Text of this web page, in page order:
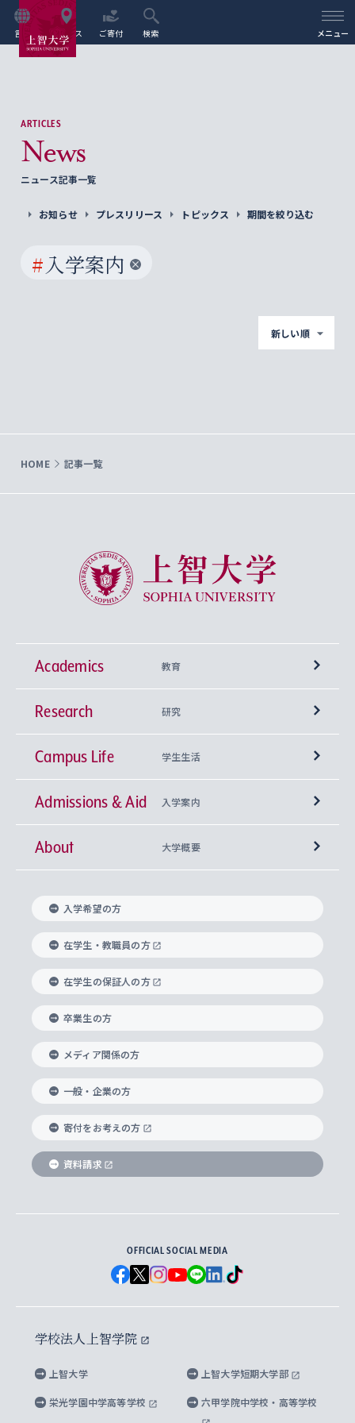
言語 アクセス ご寄付 検索 メニュー
ARTICLES
News
ニュース記事一覧
お知らせ プレスリリース トピックス 期間を絞り込む
#入学案内
新しい順
HOME 記事一覧
上智大学 Sophia University
Academics 教育
学部
神学部
文学部
総合人間科学部
経済学部
外国語学部
総合グローバル学部
国際教養学部
理工学部
Futures） – 持続可能な未来を考える６学科連携
興味から学科を探す
上智大学の全学共通教育
基盤教育センター
キリスト教人間学
身体知
思考と表現
データサイエンス
上智大学の語学教育
言語教育研究センター
上智大学のグローバル教育
グローバル教育センター
上智大学で学ぶ
海外で学ぶ
学びのサポート
大学院
神学研究科
実践宗教学研究科
総合人間科学研究科
経済学研究科
グローバル・スタディーズ研究科
助産学専攻科
生涯学習
Research 研究
研究所 等
キリスト教文化研究所
中世思想研究所
国際言語情報研究所
グローバル・コンサーン研究所
比較文化研究所
ヨーロッパ研究所
アジア文化研究所
アメリカ・カナダ研究所
メディア・ジャーナリズム研究所
水稀少社会研究センター
先進機械・構造材料イノベーションセンター
Sophia Open Research Weeks (SORW)
産官学連携
知的財産
研究支援制度
重点領域研究・自由課題研究
研究活動に関する法令・研究費の使用について
Campus Life 学生生活
学期区分と授業時間割
課外活動
課外教育プログラム
ボランティア活動
グローバルな学びのコミュニティ
学生の相談窓口
心身の健康相談
ハラスメント防止の取り組み
障がいのある学生への支援
キャリア形成サポート
キャリア形成支援プログラム
就職（内定先）・進路統計
企業の採用ご担当者様へのご案内
住まいのサポート
Admissions & Aid 入学案内
上智大学で取得できる学位
入れの方針）
科目等履修生
研究生・外国人特別研究生・国費留学生
交換留学生(海外大学から上智大学で学ぶ)
ノンディグリー生
Sophia Short-term Program受講生
学費・奨学金
学部入学前に出願する奨学金
国による高等教育の修学支援新制度
大学院生対象の奨学金
海外留学する際の費用と奨学金
About 大学概要
理事長・学長メッセージ
学長・副学長紹介
上智大学の精神
上智大学の理念
上智大学の沿革
ソフィア・アーカイブズ
上智大学とカトリック
グローバルエンゲージメント
上智大学を訪れた世界の知性
国連Weeks・アフリカWeeks
ダイバーシティ＆サステナビリティへの取り組み
上智大学公式ソーシャルメディア
学校法人上智学院について
数字で見る上智大学
上智大学のネットワーク
父母・保証人とのネットワーク
学外とのネットワーク
上智大学の出版物
上智大学大学案内・大学院案内
英文広報誌 SOPHIA magazine
上智大学のビジュアル・アイデンティティ
上智大学ビジュアル・アイデンティティ
上智大学校歌 ・上智大学学生歌
上智大学への取材・キャンパスでの撮影について
上智大学の公開情報
上智大学の教育研究活動等の情報公表
キャンパス案内
入学希望の方
在学生・教職員の方
在学生の保証人の方
卒業生の方
メディア関係の方
一般・企業の方
寄付をお考えの方
資料請求
OFFICIAL SOCIAL MEDIA
学校法人上智学院
上智大学 上智大学短期大学部
栄光学園中学高等学校 六甲学院中学校・高等学校